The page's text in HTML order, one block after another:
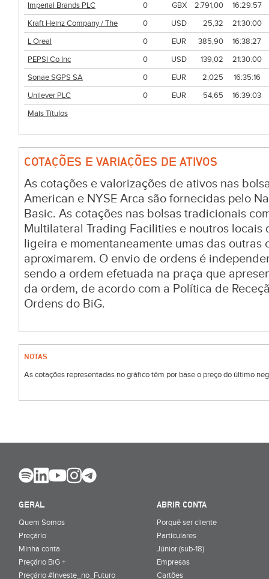
Imperial Brands PLC
0 GBX 2.791,00
16:29:57
Kraft Heinz Company / The
0 USD 25,32
21:30:00
L Oreal
0 EUR 385,90
16:38:27
PEPSI Co Inc
0 USD 139,02
21:30:00
Sonae SGPS SA
0 EUR 2,025
16:35:16
Unilever PLC
0 EUR 54,65
16:39:03
Mais Títulos
COTAÇÕES E VARIAÇÕES DE ATIVOS
As cotações e valorizações de ativos nas
American e NYSE Arca são fornecidas pelo
Basic. As cotações nas bolsas tradicionais
Multilateral Trading Facilities e noutros
ligeira e momentaneamente umas das outras
aproximarem. O envio de ordens é
sendo a ordem efetuada na praça que
da ordem, de acordo com a Política de
Ordens do BiG.
NOTAS
As cotações representadas no gráfico têm por base o preço do último
GERAL
Quem Somos
Preçário
Minha conta
Preçário BiG +
Preçário #Investe_no_Futuro
ABRIR CONTA
Porquê ser cliente
Particulares
Júnior (sub-18)
Empresas
Cartões